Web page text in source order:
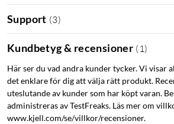
Support (3)
Kundbetyg & recensioner ( 1 )
Här ser du vad andra kunder tycker. Vi visar
det enklare för dig att välja rätt produkt.
uteslutande av kunder som har köpt varan.
administreras av TestFreaks. Läs mer om
www.kjell.com/se/villkor/recensioner.